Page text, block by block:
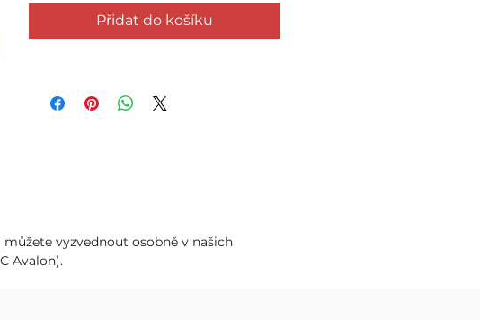
Přidat do košíku
vyzvednout osobně v našich
Avalon).